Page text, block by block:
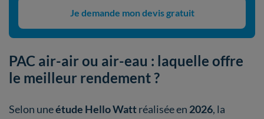
Je demande mon devis gratuit
PAC air-air ou air-eau : laquelle offre
le meilleur rendement ?
Selon uneétude Hello Wattréalisée en 2026, la